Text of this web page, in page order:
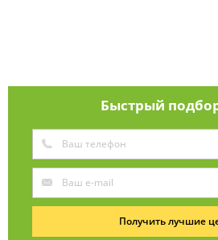
Быстрый
Получить лучшие